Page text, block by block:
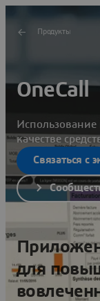
Продукты
OneCall
качестве
Связаться с
для